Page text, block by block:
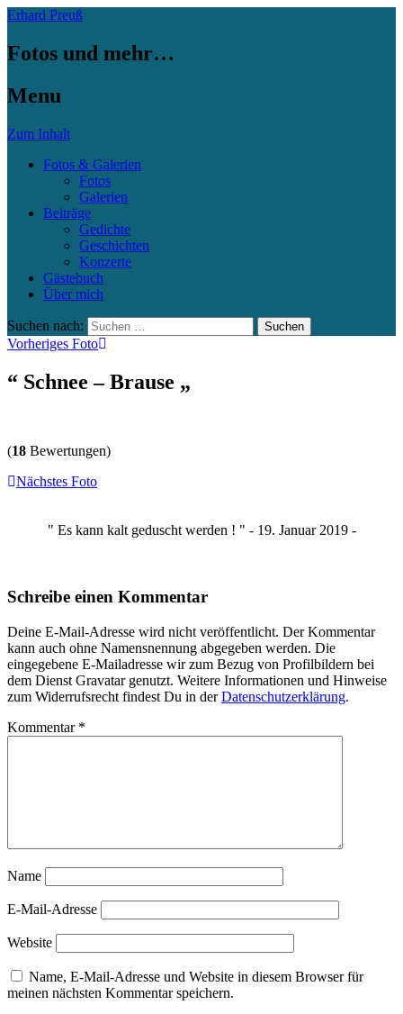
Erhard Preuß
Fotos und mehr…
Menu
Zum Inhalt
Fotos & Galerien
Fotos
Galerien
Beiträge
Gedichte
Geschichten
Konzerte
Gästebuch
Über mich
Suchen nach:
Vorheriges Foto
“ Schnee – Brause „
(18 Bewertungen)
Nächstes Foto
" Es kann kalt geduscht werden ! " - 19. Januar 2019 -
Schreibe einen Kommentar
Deine E-Mail-Adresse wird nicht veröffentlicht. Der Kommentar
kann auch ohne Namensnennung abgegeben werden. Die
eingegebene E-Mailadresse wir zum Bezug von Profilbildern bei
dem Dienst Gravatar genutzt. Weitere Informationen und Hinweise
zum Widerrufsrecht findest Du in derDatenschutzerklärung.
Kommentar *
Name
E-Mail-Adresse
Website
Name, E-Mail-Adresse und Website in diesem Browser für
meinen nächsten Kommentar speichern.